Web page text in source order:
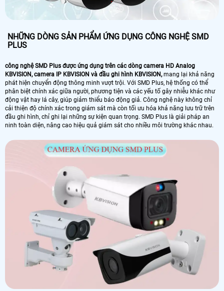
NHỮNG DÒNG SẢN PHẨM ỨNG DỤNG CÔNG NGHỆ SMD
PLUS
công nghệ SMD Plus được ứng dụng trên các dòng camera HD Analog
KBVISION, camera IP KBVISION và đầu ghi hình KBVISION,mang lại khả năng
phát hiện chuyển động thông minh vượt trội. Với SMD Plus, hệ thống có thể
phân biệt chính xác giữa người, phương tiện và các yếu tố gây nhiễu khác như
động vật hay lá cây, giúp giảm thiểu báo động giả. Công nghệ này không chỉ
cải thiện độ chính xác trong giám sát mà còn tối ưu hóa khả năng lưu trữ trên
đầu ghi hình, chỉ ghi lại những sự kiện quan trọng. SMD Plus là giải pháp an
ninh toàn diện, nâng cao hiệu quả giám sát cho nhiều môi trường khác nhau.